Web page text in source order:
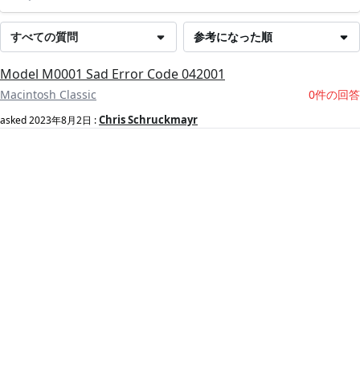
参考になった順
すべての質問
Model M0001 Sad Error Code 042001
Macintosh Classic 0件の回答
asked2023年8月2日 :Chris Schruckmayr